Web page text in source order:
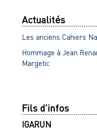
Actualités
Les anciens Cahiers
Hommage à Jean
Margetic
Fils d'infos
IGARUN